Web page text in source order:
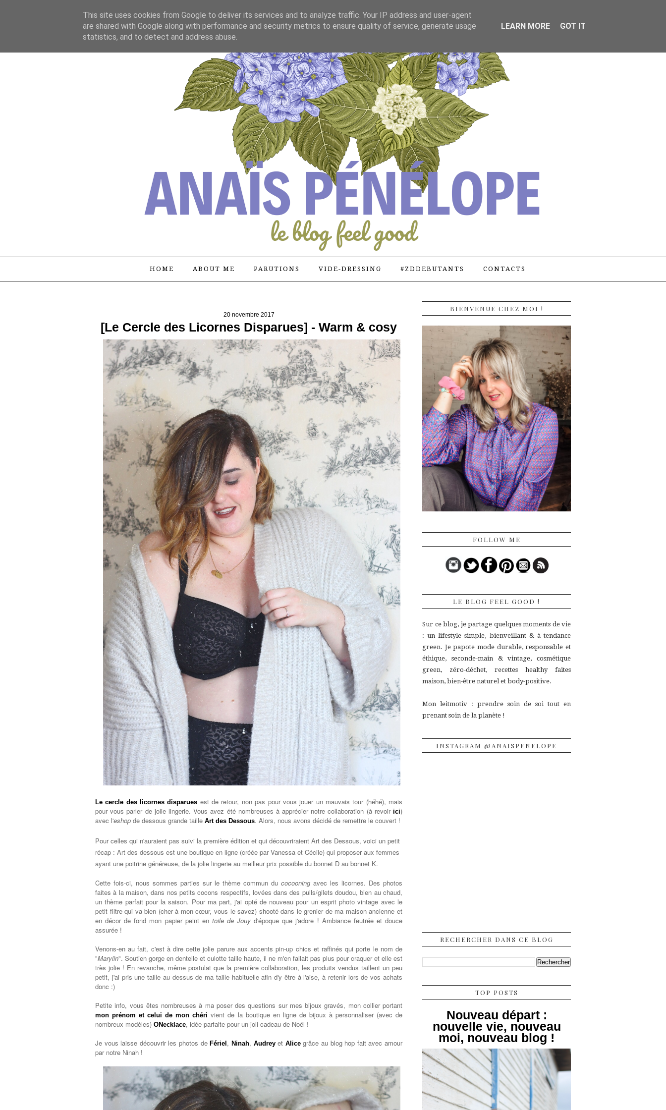
HOME ABOUT ME PARUTIONS VIDE-DRESSING #ZDDEBUTANTS CONTACTS
20 novembre 2017
[Le Cercle des Licornes Disparues] - Warm & cosy
Le cercle des licornes disparues est de retour, non pas pour vous jouer un mauvais tour (héhé), mais
pour vous parler de jolie lingerie. Vous avez été nombreuses à apprécier notre collaboration (à revoir ici)
avec l'eshop de dessous grande taille Art des Dessous. Alors, nous avons décidé de remettre le couvert !
Pour celles qui n'auraient pas suivi la première édition et qui découvriraient Art des Dessous, voici un petit
récap : Art des dessous est une boutique en ligne (créée par Vanessa et Cécile) qui proposer aux femmes
ayant une poitrine généreuse, de la jolie lingerie au meilleur prix possible du bonnet D au bonnet K.
Cette fois-ci, nous sommes parties sur le thème commun du cocooning avec les licornes. Des photos
faites à la maison, dans nos petits cocons respectifs, lovées dans des pulls/gilets doudou, bien au chaud,
un thème parfait pour la saison. Pour ma part, j'ai opté de nouveau pour un esprit photo vintage avec le
petit filtre qui va bien (cher à mon cœur, vous le savez) shooté dans le grenier de ma maison ancienne et
en décor de fond mon papier peint en toile de Jouyd'époque que j'adore ! Ambiance feutrée et douce
assurée !
Venons-en au fait, c'est à dire cette jolie parure aux accents pin-up chics et raffinés qui porte le nom de
"Marylin". Soutien gorge en dentelle et culotte taille haute, il ne m'en fallait pas plus pour craquer et elle est
très jolie ! En revanche, même postulat que la première collaboration, les produits vendus taillent un peu
petit, j'ai pris une taille au dessus de ma taille habituelle afin d'y être à l'aise, à retenir lors de vos achats
donc :)
Petite info, vous êtes nombreuses à ma poser des questions sur mes bijoux gravés, mon collier portant
mon prénom et celui de mon chéri vient de la boutique en ligne de bijoux à personnaliser (avec de
nombreux modèles) ONecklace, idée parfaite pour un joli cadeau de Noël !
Je vous laisse découvrir les photos deFériel , Ninah, Audreyet Alicegrâce au blog hop fait avec amour
par notre Ninah !
BIENVENUE CHEZ MOI !
FOLLOW ME
LE BLOG FEEL GOOD !
Sur ce blog, je partage quelques moments de vie
:unlifestyle simple, bienveillant & à tendance
green. Je papote mode durable, responsable et
éthique, seconde-main & vintage, cosmétique
green, zéro-déchet, recettes healthy faites
maison, bien-être naturel et body-positive.
Mon leitmotiv : prendre soin de soi tout en
prenant soin de la planète !
INSTAGRAM @ANAISPENELOPE
RECHERCHER DANS CE BLOG
TOP POSTS
Nouveau départ :
nouvelle vie, nouveau
moi, nouveau blog !
This site uses cookies from Google to deliver its services and to analyze traffic. Your IP address and user-agent
are shared with Google along with performance and security metrics to ensure quality of service, generate usage
statistics, and to detect and address abuse.
LEARN MORE GOT IT